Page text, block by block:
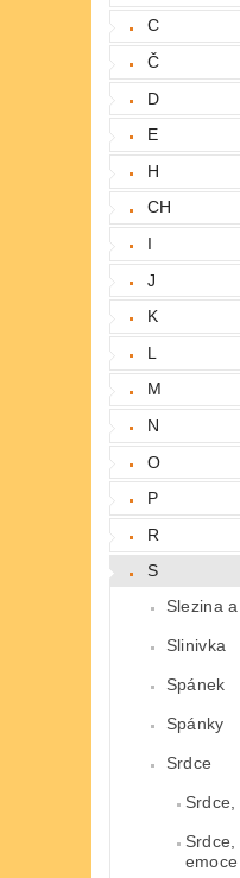
C
Č
D
E
H
CH
I
J
K
L
M
N
O
P
R
S
Slezina
Slinivka
Spánek
Spánky
Srdce
emoce